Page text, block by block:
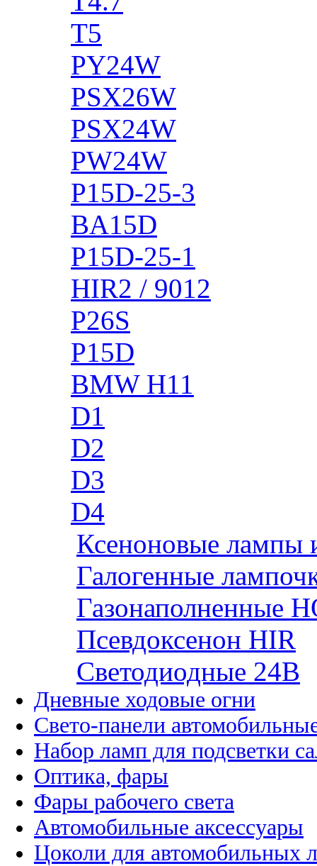
T5
PY24W
PSX26W
PSX24W
PW24W
P15D-25-3
BA15D
P15D-25-1
HIR2 / 9012
P26S
P15D
BMW H11
D1
D2
D3
D4
Ксеноновые лампы
Галогенные
Газонаполненные
Псевдоксенон HIR
Cветодиодные 24B
Дневные ходовые огни
Свето-панели
Набор ламп для подсветки
Оптика, фары
Фары рабочего света
Автомобильные аксессуары
Цоколи для автомобильных